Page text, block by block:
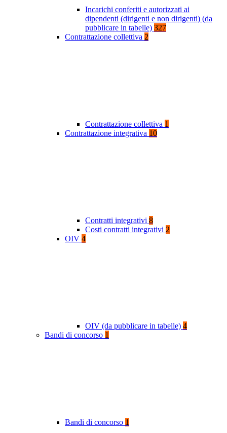
Incarichi conferiti e autorizzati ai
dipendenti (dirigenti e non dirigenti) (da
pubblicare in tabelle) 327
Contrattazione collettiva 2
Contrattazione collettiva 1
Contrattazione integrativa 10
Contratti integrativi 8
Costi contratti integrativi 2
OIV 4
OIV (da pubblicare in tabelle) 4
Bandi di concorso 1
Bandi di concorso 1